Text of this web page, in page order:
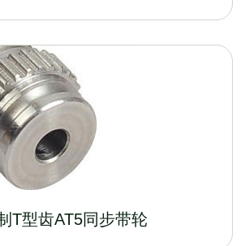
T型齿AT5同步带轮